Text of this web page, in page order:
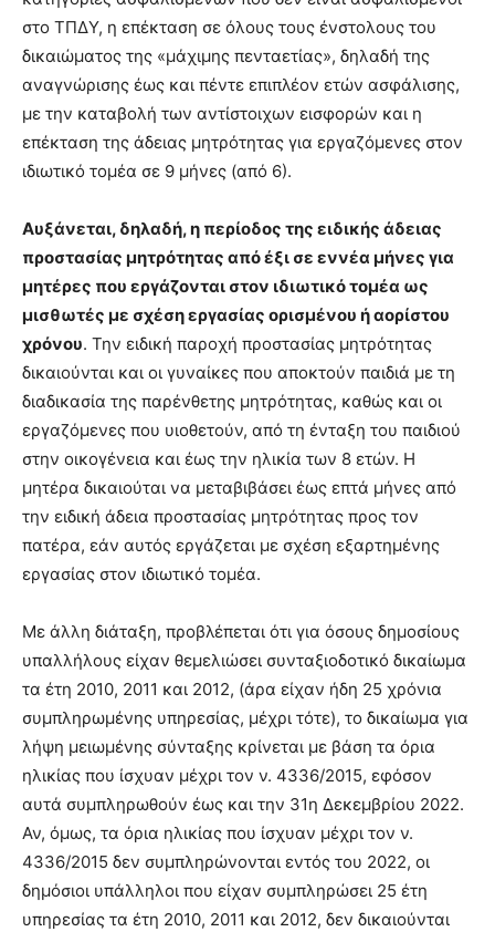
στο ΤΠΔΥ, η επέκταση σε όλους τους ένστολους του
δικαιώματος της «μάχιμης πενταετίας», δηλαδή της
αναγνώρισης έως και πέντε επιπλέον ετών ασφάλισης,
με την καταβολή των αντίστοιχων εισφορών και η
επέκταση της άδειας μητρότητας για εργαζόμενες στον
ιδιωτικό τομέα σε 9 μήνες (από 6).
Αυξάνεται, δηλαδή, η περίοδος της ειδικής άδειας
προστασίας μητρότητας από έξι σε εννέα μήνες για
μητέρες που εργάζονται στον ιδιωτικό τομέα ως
μισθωτές με σχέση εργασίας ορισμένου ή αορίστου
χρόνου. Την ειδική παροχή προστασίας μητρότητας
δικαιούνται και οι γυναίκες που αποκτούν παιδιά με τη
διαδικασία της παρένθετης μητρότητας, καθώς και οι
εργαζόμενες που υιοθετούν, από τη ένταξη του παιδιού
στην οικογένεια και έως την ηλικία των 8 ετών. Η
μητέρα δικαιούται να μεταβιβάσει έως επτά μήνες από
την ειδική άδεια προστασίας μητρότητας προς τον
πατέρα, εάν αυτός εργάζεται με σχέση εξαρτημένης
εργασίας στον ιδιωτικό τομέα.
Με άλλη διάταξη, προβλέπεται ότι για όσους δημοσίους
υπαλλήλους είχαν θεμελιώσει συνταξιοδοτικό δικαίωμα
τα έτη 2010, 2011 και 2012, (άρα είχαν ήδη 25 χρόνια
συμπληρωμένης υπηρεσίας, μέχρι τότε), το δικαίωμα για
λήψη μειωμένης σύνταξης κρίνεται με βάση τα όρια
ηλικίας που ίσχυαν μέχρι τον ν. 4336/2015, εφόσον
αυτά συμπληρωθούν έως και την 31η Δεκεμβρίου 2022.
Αν, όμως, τα όρια ηλικίας που ίσχυαν μέχρι τον ν.
4336/2015 δεν συμπληρώνονται εντός του 2022, οι
δημόσιοι υπάλληλοι που είχαν συμπληρώσει 25 έτη
υπηρεσίας τα έτη 2010, 2011 και 2012, δεν δικαιούνται